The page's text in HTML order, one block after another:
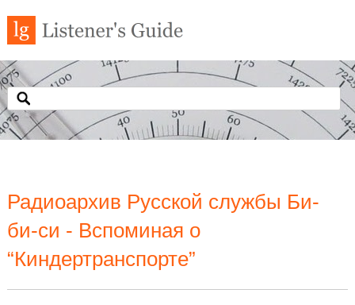
Радиоархив Русской службы Би-
би-си - Вспоминая о
“Киндертранспорте”